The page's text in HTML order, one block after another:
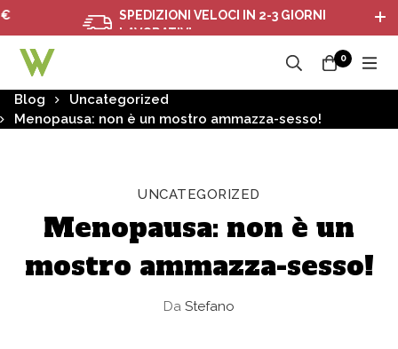
SPEDIZIONI VELOCI IN 2-3 GIORNI
LAVORATIVI
0
Blog
Uncategorized
Menopausa: non è un mostro ammazza-sesso!
UNCATEGORIZED
Menopausa: non è un
mostro ammazza-sesso!
Da Stefano